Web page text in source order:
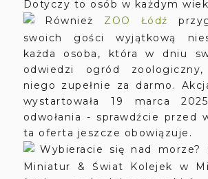
Dotyczy to osób w każdym
Również ZOO Łódź
swoich gości wyjątkową
każda osoba, która w dniu
odwiedzi ogród
niego zupełnie za darmo.
wystartowała 19 marca
odwołania - sprawdźcie przed
ta oferta jeszcze obowiązuje.
Wybieracie się nad morze?
Miniatur & Świat Kolejek w